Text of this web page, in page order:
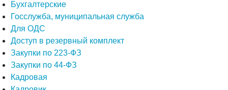
Бухгалтерские
Госслужба, муниципальная служба
Для ОДС
Доступ в резервный комплект
Закупки по 223-ФЗ
Закупки по 44-ФЗ
Кадровая